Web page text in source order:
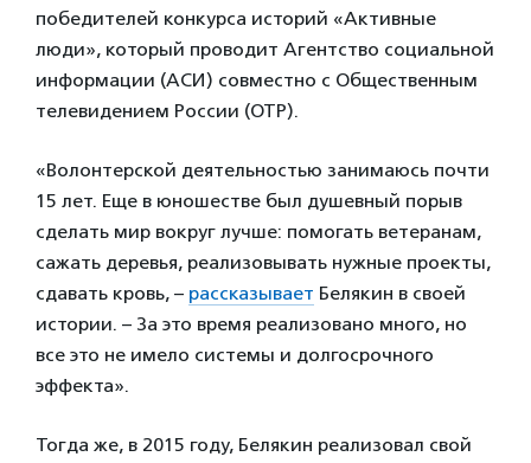
победителей конкурса историй «Активные
люди», который проводит Агентство социальной
информации (АСИ) совместно с Общественным
телевидением России (ОТР).
«Волонтерской деятельностью занимаюсь почти
15 лет. Еще в юношестве был душевный порыв
сделать мир вокруг лучше: помогать ветеранам,
сажать деревья, реализовывать нужные проекты,
сдавать кровь, – рассказывает Белякин в своей
истории. – За это время реализовано много, но
все это не имело системы и долгосрочного
эффекта».
Тогда же, в 2015 году, Белякин реализовал свой